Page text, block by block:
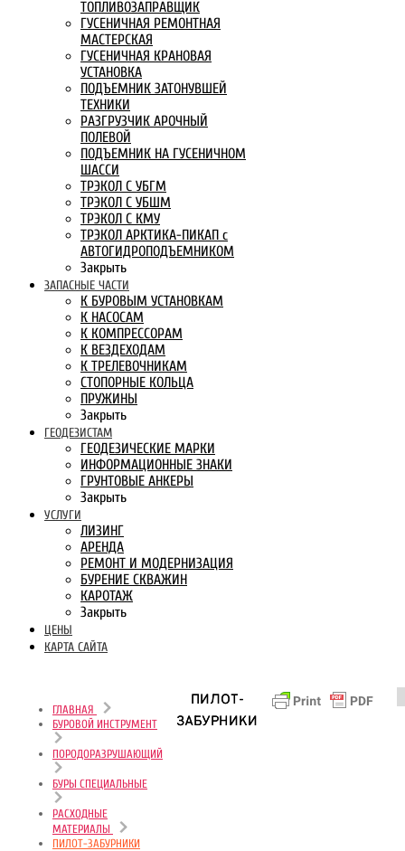
ТОПЛИВОЗАПРАВЩИК
ГУСЕНИЧНАЯ РЕМОНТНАЯ
МАСТЕРСКАЯ
ГУСЕНИЧНАЯ КРАНОВАЯ
УСТАНОВКА
ПОДЪЕМНИК ЗАТОНУВШЕЙ
ТЕХНИКИ
РАЗГРУЗЧИК АРОЧНЫЙ
ПОЛЕВОЙ
ПОДЪЕМНИК НА ГУСЕНИЧНОМ
ШАССИ
ТРЭКОЛ С УБГМ
ТРЭКОЛ С УБШМ
ТРЭКОЛ С КМУ
ТРЭКОЛ АРКТИКА-ПИКАП с
АВТОГИДРОПОДЪЕМНИКОМ
Закрыть
ЗАПАСНЫЕ ЧАСТИ
К БУРОВЫМ УСТАНОВКАМ
К НАСОСАМ
К КОМПРЕССОРАМ
К ВЕЗДЕХОДАМ
К ТРЕЛЕВОЧНИКАМ
СТОПОРНЫЕ КОЛЬЦА
ПРУЖИНЫ
Закрыть
ГЕОДЕЗИСТАМ
ГЕОДЕЗИЧЕСКИЕ МАРКИ
ИНФОРМАЦИОННЫЕ ЗНАКИ
ГРУНТОВЫЕ АНКЕРЫ
Закрыть
УСЛУГИ
ЛИЗИНГ
АРЕНДА
РЕМОНТ И МОДЕРНИЗАЦИЯ
БУРЕНИЕ СКВАЖИН
КАРОТАЖ
Закрыть
ЦЕНЫ
КАРТА САЙТА
ГЛАВНАЯ
БУРОВОЙ ИНСТРУМЕНТ
ПОРОДОРАЗРУШАЮЩИЙ
БУРЫ СПЕЦИАЛЬНЫЕ
РАСХОДНЫЕ
МАТЕРИАЛЫ
ПИЛОТ-ЗАБУРНИКИ
ПИЛОТ-
ЗАБУРНИКИ